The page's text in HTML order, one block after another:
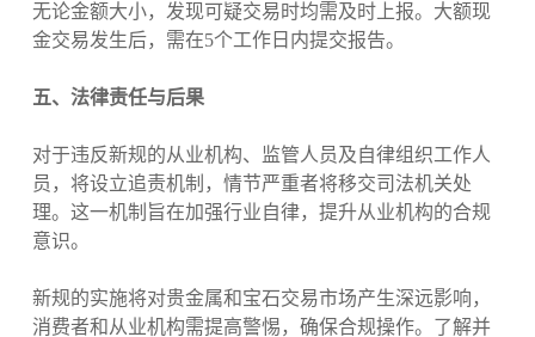
无论金额大小，发现可疑交易时均需及时上报。大额现
金交易发生后，需在5个工作日内提交报告。
五、法律责任与后果
对于违反新规的从业机构、监管人员及自律组织工作人
员，将设立追责机制，情节严重者将移交司法机关处
理。这一机制旨在加强行业自律，提升从业机构的合规
意识。
新规的实施将对贵金属和宝石交易市场产生深远影响，
消费者和从业机构需提高警惕，确保合规操作。了解并